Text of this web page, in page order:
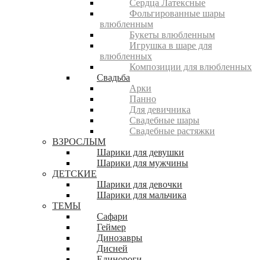
Сердца Латексные
Фольгированные шары
влюбленным
Букеты влюбленным
Игрушка в шаре для
влюбленных
Композиции для влюбленных
Свадьба
Арки
Панно
Для девичника
Свадебные шары
Свадебные растяжки
ВЗРОСЛЫМ
Шарики для девушки
Шарики для мужчины
ДЕТСКИЕ
Шарики для девочки
Шарики для мальчика
ТЕМЫ
Сафари
Геймер
Динозавры
Дисней